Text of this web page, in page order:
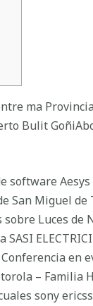
ma
Bulit
software
San Miguel de
sobre Luces
en
– Familia
sony